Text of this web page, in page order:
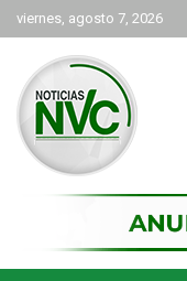
Saltar
al
contenido
viernes, agosto 7, 2026
NVC